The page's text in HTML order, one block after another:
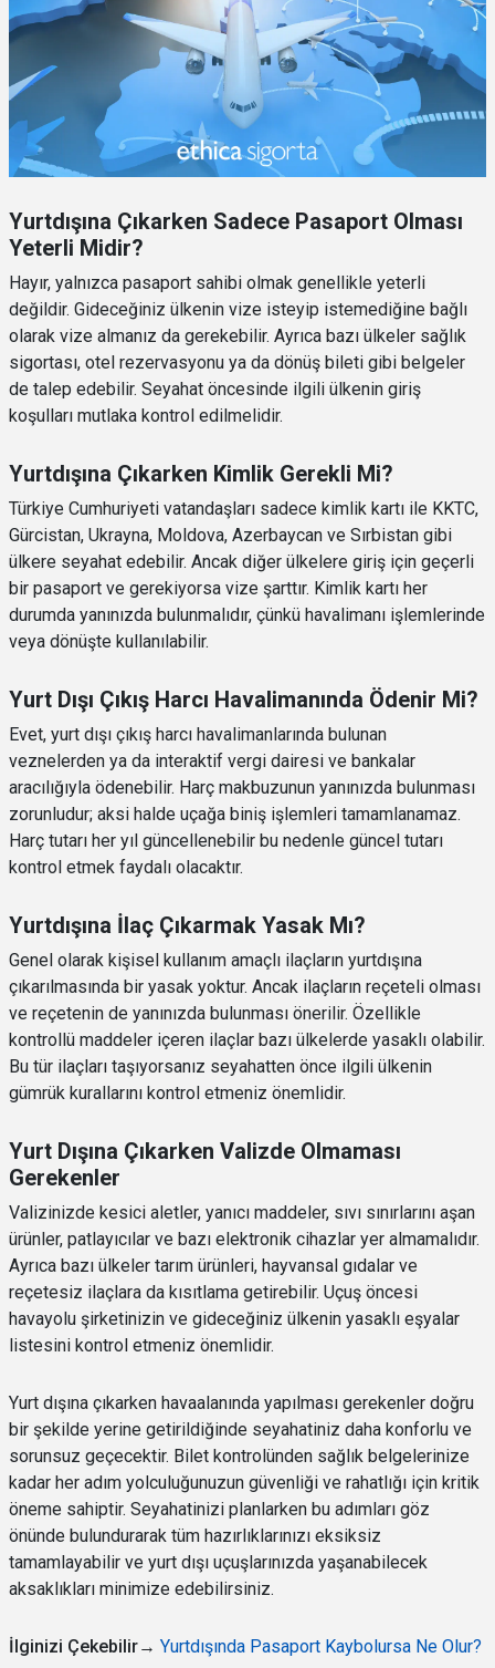
Yurtdışına Çıkarken Sadece Pasaport Olması
Yeterli Midir?
Hayır, yalnızca pasaport sahibi olmak genellikle yeterli
değildir. Gideceğiniz ülkenin vize isteyip istemediğine bağlı
olarak vize almanız da gerekebilir. Ayrıca bazı ülkeler sağlık
sigortası, otel rezervasyonu ya da dönüş bileti gibi belgeler
de talep edebilir. Seyahat öncesinde ilgili ülkenin giriş
koşulları mutlaka kontrol edilmelidir.
Yurtdışına Çıkarken Kimlik Gerekli Mi?
Türkiye Cumhuriyeti vatandaşları sadece kimlik kartı ile KKTC,
Gürcistan, Ukrayna, Moldova, Azerbaycan ve Sırbistan gibi
ülkere seyahat edebilir. Ancak diğer ülkelere giriş için geçerli
bir pasaport ve gerekiyorsa vize şarttır. Kimlik kartı her
durumda yanınızda bulunmalıdır, çünkü havalimanı işlemlerinde
veya dönüşte kullanılabilir.
Yurt Dışı Çıkış Harcı Havalimanında Ödenir Mi?
Evet, yurt dışı çıkış harcı havalimanlarında bulunan
veznelerden ya da interaktif vergi dairesi ve bankalar
aracılığıyla ödenebilir. Harç makbuzunun yanınızda bulunması
zorunludur; aksi halde uçağa biniş işlemleri tamamlanamaz.
Harç tutarı her yıl güncellenebilir bu nedenle güncel tutarı
kontrol etmek faydalı olacaktır.
Yurtdışına İlaç Çıkarmak Yasak Mı?
Genel olarak kişisel kullanım amaçlı ilaçların yurtdışına
çıkarılmasında bir yasak yoktur. Ancak ilaçların reçeteli olması
ve reçetenin de yanınızda bulunması önerilir. Özellikle
kontrollü maddeler içeren ilaçlar bazı ülkelerde yasaklı olabilir.
Bu tür ilaçları taşıyorsanız seyahatten önce ilgili ülkenin
gümrük kurallarını kontrol etmeniz önemlidir.
Yurt Dışına Çıkarken Valizde Olmaması
Gerekenler
Valizinizde kesici aletler, yanıcı maddeler, sıvı sınırlarını aşan
ürünler, patlayıcılar ve bazı elektronik cihazlar yer almamalıdır.
Ayrıca bazı ülkeler tarım ürünleri, hayvansal gıdalar ve
reçetesiz ilaçlara da kısıtlama getirebilir. Uçuş öncesi
havayolu şirketinizin ve gideceğiniz ülkenin yasaklı eşyalar
listesini kontrol etmeniz önemlidir.
Yurt dışına çıkarken havaalanında yapılması gerekenler doğru
bir şekilde yerine getirildiğinde seyahatiniz daha konforlu ve
sorunsuz geçecektir. Bilet kontrolünden sağlık belgelerinize
kadar her adım yolculuğunuzun güvenliği ve rahatlığı için kritik
öneme sahiptir. Seyahatinizi planlarken bu adımları göz
önünde bulundurarak tüm hazırlıklarınızı eksiksiz
tamamlayabilir ve yurt dışı uçuşlarınızda yaşanabilecek
aksaklıkları minimize edebilirsiniz.
İlginizi Çekebilir→ Yurtdışında Pasaport Kaybolursa Ne Olur?